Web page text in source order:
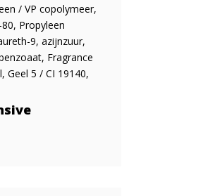
/ VP copolymeer,
Propyleen
9, azijnzuur,
Fragrance
Geel 5 / CI 19140,